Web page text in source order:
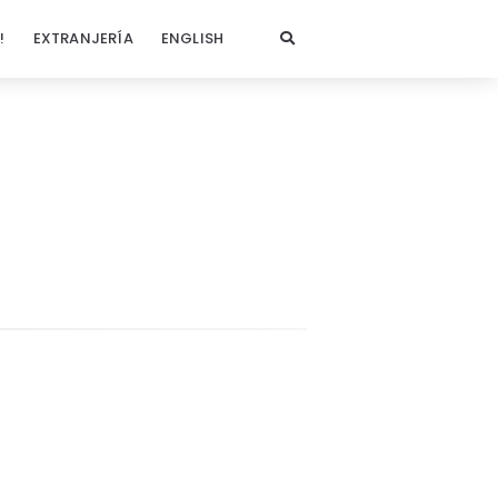
EXTRANJERÍA ENGLISH